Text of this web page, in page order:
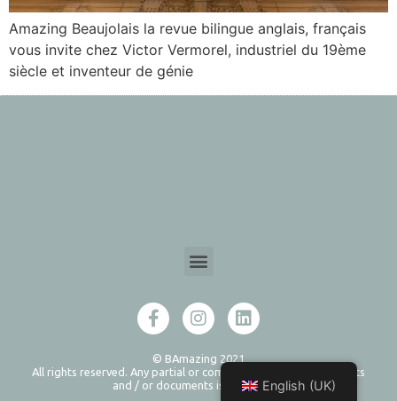
Amazing Beaujolais la revue bilingue anglais, français
vous invite chez Victor Vermorel, industriel du 19ème
siècle et inventeur de génie
© BAmazing 2021
All rights reserved. Any partial or complete reproduction of texts
and / or documents is prohibited.English (UK)